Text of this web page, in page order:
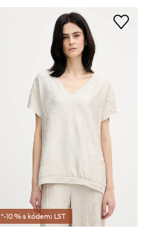
*-10 % s kódem: LST